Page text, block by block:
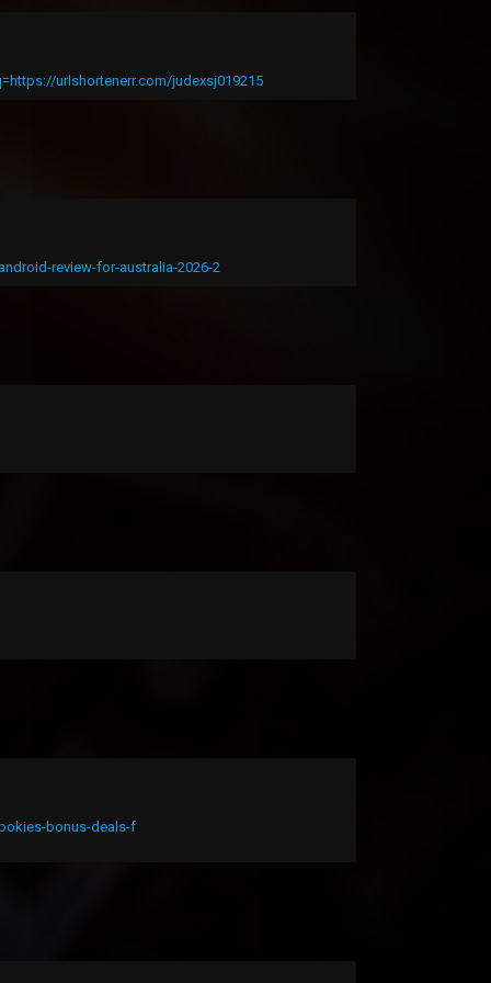
urlshortenerr.com/judexsj019215
review-for-australia-2026-2
bonus-deals-f